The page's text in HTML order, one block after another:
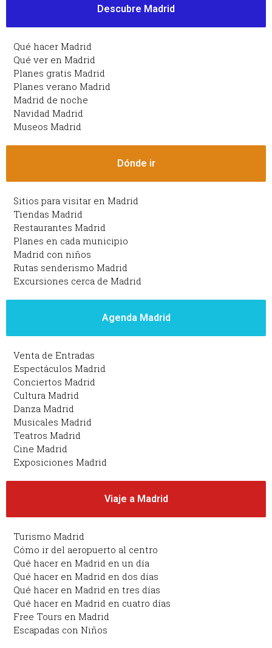
Descubre Madrid
Qué hacer Madrid
Qué ver en Madrid
Planes gratis Madrid
Planes verano Madrid
Madrid de noche
Navidad Madrid
Museos Madrid
Dónde ir
Sitios para visitar en Madrid
Tiendas Madrid
Restaurantes Madrid
Planes en cada municipio
Madrid con niños
Rutas senderismo Madrid
Excursiones cerca de Madrid
Agenda Madrid
Venta de Entradas
Espectáculos Madrid
Conciertos Madrid
Cultura Madrid
Danza Madrid
Musicales Madrid
Teatros Madrid
Cine Madrid
Exposiciones Madrid
Viaje a Madrid
Turismo Madrid
Cómo ir del aeropuerto al centro
Qué hacer en Madrid en un día
Qué hacer en Madrid en dos días
Qué hacer en Madrid en tres días
Qué hacer en Madrid en cuatro días
Free Tours en Madrid
Escapadas con Niños